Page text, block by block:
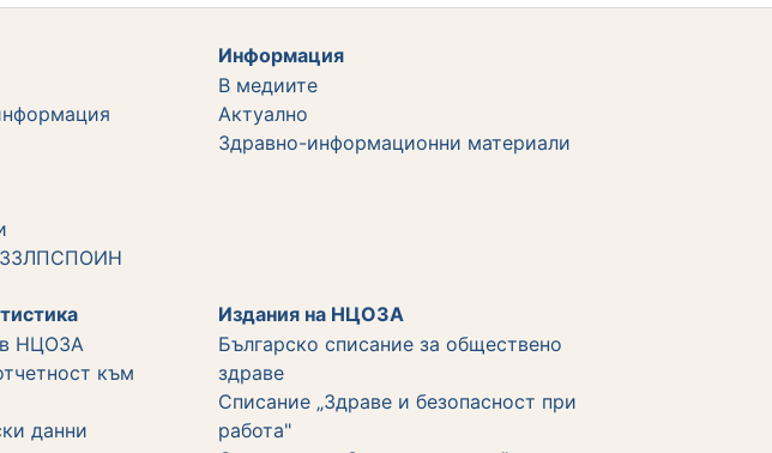
ЗЗЛПСПОИН
Информация
В медиите
Актуално
Здравно-информационни материали
в НЦОЗА
към
данни
Издания на НЦОЗА
Българско списание за обществено
здраве
Списание „Здраве и безопасност при
работа"